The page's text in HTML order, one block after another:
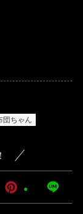
団ちゃん